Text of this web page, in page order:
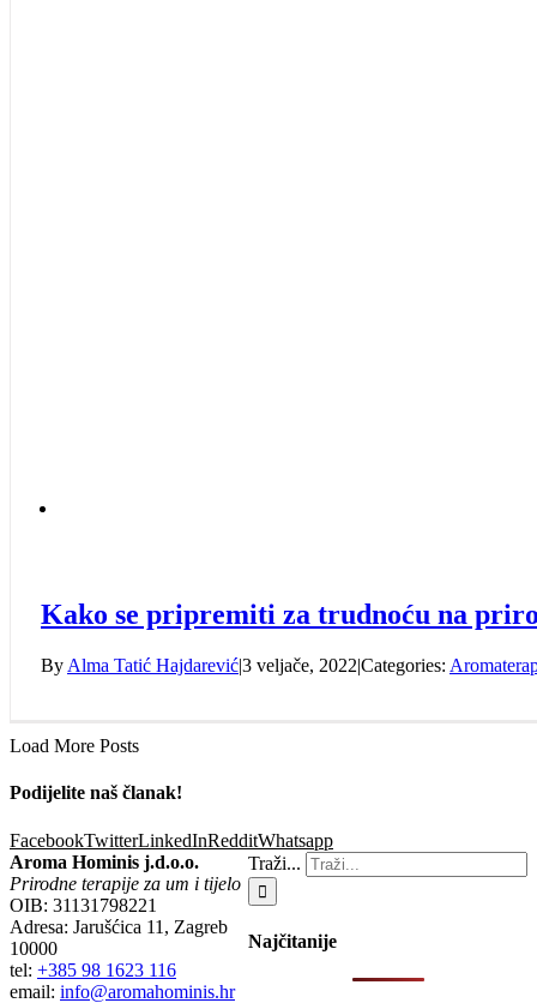
Kako se pripremiti za trudnoću na
By Alma Tatić Hajdarević|3 veljače, 2022|Categories:
Load More Posts
Podijelite naš članak!
FacebookTwitterLinkedInRedditWhatsapp
Traži...
Najčitanije
Aroma Hominis j.d.o.o.
Prirodne terapije za um i tijelo
OIB: 31131798221
Adresa: Jarušćica 11, Zagreb
10000
tel: +385 98 1623 116
email: info@aromahominis.hr